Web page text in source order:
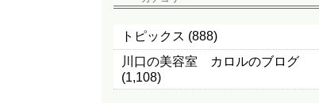
トピックス (888)
川口の美容室 カロルのブログ
(1,108)